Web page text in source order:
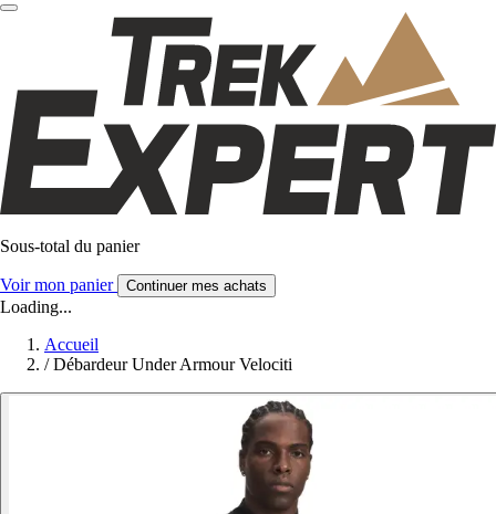
Sous-total du panier
Voir mon panier Continuer mes achats
Loading...
Accueil
/ Débardeur Under Armour Velociti